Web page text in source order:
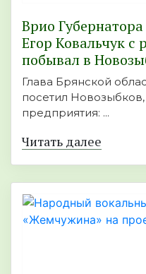
Врио
Егор Ковальчук с
побывал в
Глава Брянской
посетил
предприятия: ...
Читать далее